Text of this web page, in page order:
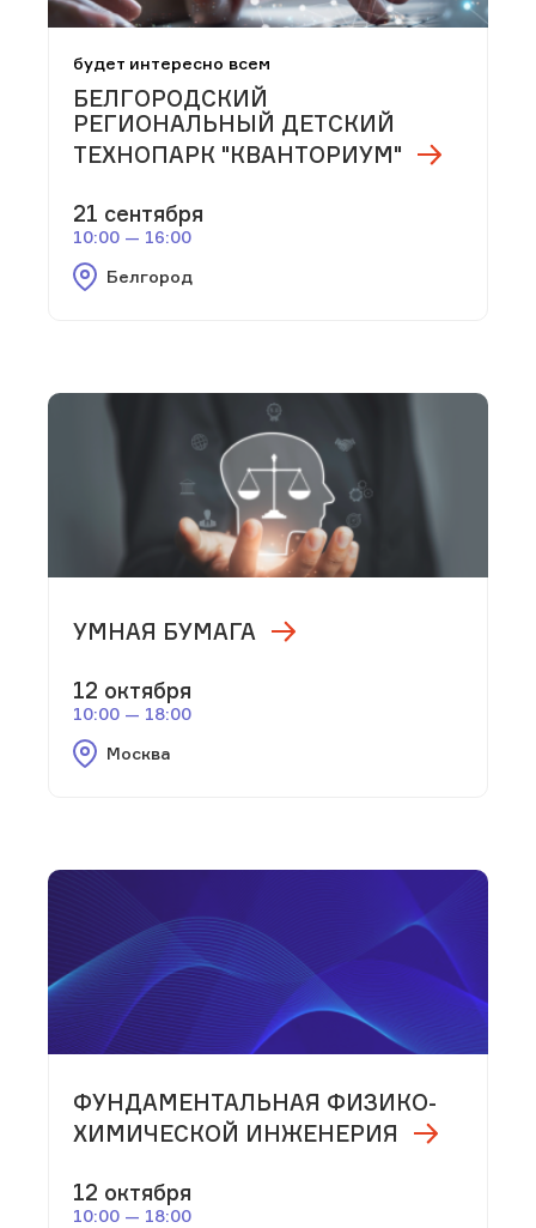
будет интересно всем
БЕЛГОРОДСКИЙ
РЕГИОНАЛЬНЫЙ ДЕТСКИЙ
ТЕХНОПАРК "КВАНТОРИУМ"
21 сентября
10:00 — 16:00
Белгород
УМНАЯ БУМАГА
12 октября
10:00 — 18:00
Москва
ФУНДАМЕНТАЛЬНАЯ ФИЗИКО-
ХИМИЧЕСКОЙ ИНЖЕНЕРИЯ
12 октября
10:00 — 18:00